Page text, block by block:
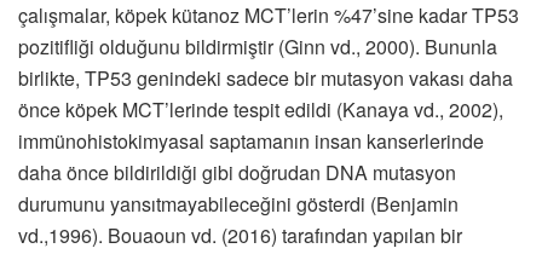
çalışmalar, köpek kütanoz MCT’lerin %47’sine kadar TP53
pozitifliği olduğunu bildirmiştir (Ginn vd., 2000). Bununla
birlikte, TP53 genindeki sadece bir mutasyon vakası daha
önce köpek MCT’lerinde tespit edildi (Kanaya vd., 2002),
immünohistokimyasal saptamanın insan kanserlerinde
daha önce bildirildiği gibi doğrudan DNA mutasyon
durumunu yansıtmayabileceğini gösterdi (Benjamin
vd.,1996). Bouaoun vd. (2016) tarafından yapılan bir